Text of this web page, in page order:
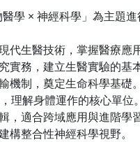
學 × 神經科學」為主題
生醫技術，掌握醫療應
務，建立生醫實驗的基本
制，奠定生命科學基礎。
理解身體運作的核心單位。
適合跨域應用與進階學習
整合性神經科學視野。